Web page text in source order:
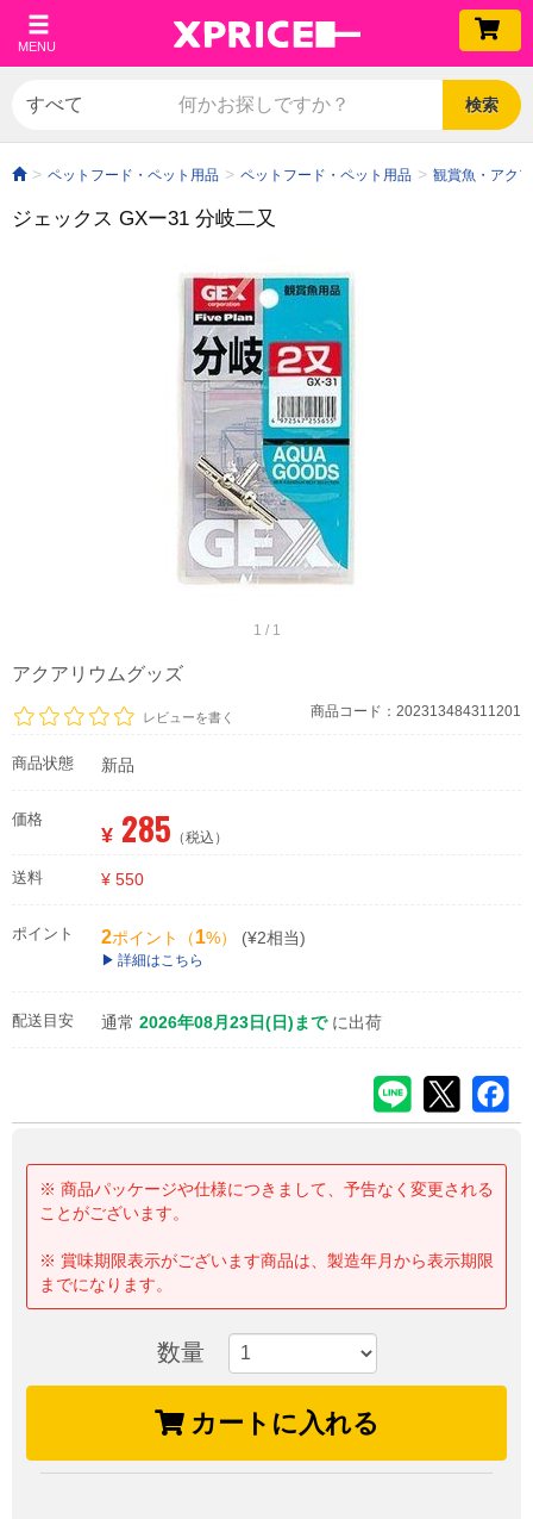
MENU
検索
ペットフード・ペット用品 ペットフード・ペット用品 観賞魚・アク
ジェックス GXー31 分岐二又
1 / 1
アクアリウムグッズ
レビューを書く 商品コード：202313484311201
商品状態 新品
価格
¥ 285 （税込）
送料 ¥ 550
ポイント 2ポイント（1%） (¥2相当)
詳細はこちら
配送目安 通常 2026年08月23日(日)まで に出荷
※ 商品パッケージや仕様につきまして、予告なく変更される
ことがございます。
※ 賞味期限表示がございます商品は、製造年月から表示期限
までになります。
数量
カートに入れる